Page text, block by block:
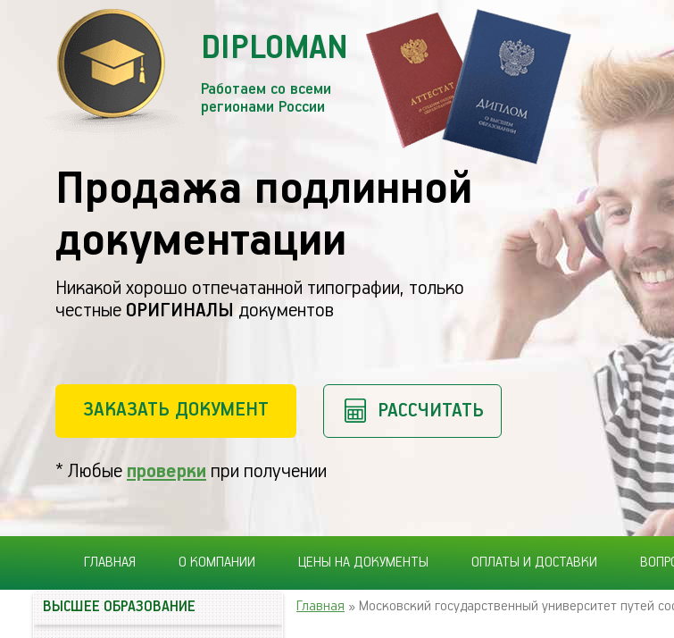
DIPLOMAN
Работаем со всеми
регионами России
Продажа подлинной
документации
Никакой хорошо отпечатанной типографии, только
честные ОРИГИНАЛЫ документов
ЗАКАЗАТЬ ДОКУМЕНТ РАССЧИТАТЬ
* Любые проверки при получении
ГЛАВНАЯ О КОМПАНИИ ЦЕНЫ НА ДОКУМЕНТЫ ОПЛАТЫ И ДОСТАВКИ
Главная » Московский государственный университет путей
ВЫСШЕЕ ОБРАЗОВАНИЕ